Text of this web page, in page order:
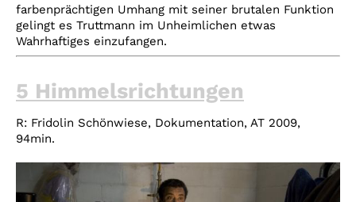
farbenprächtigen Umhang mit seiner brutalen Funktion
gelingt es Truttmann im Unheimlichen etwas
Wahrhaftiges einzufangen.
5 Himmelsrichtungen
R: Fridolin Schönwiese, Dokumentation, AT 2009,
94min.